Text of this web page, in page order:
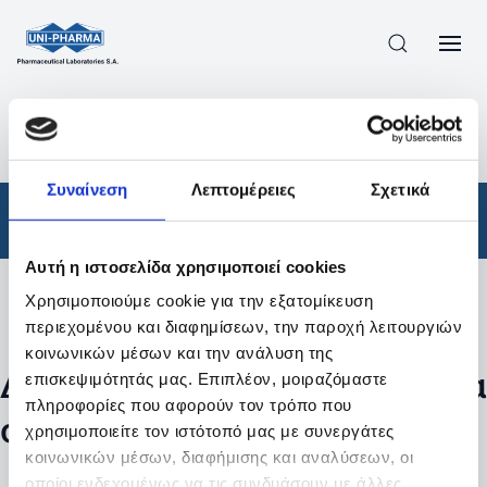
Συναίνεση Λεπτομέρειες Σχετικά
Αυτή η ιστοσελίδα χρησιμοποιεί cookies
Χρησιμοποιούμε cookie για την εξατομίκευση
περιεχομένου και διαφημίσεων, την παροχή λειτουργιών
κοινωνικών μέσων και την ανάλυση της
επισκεψιμότητάς μας. Επιπλέον, μοιραζόμαστε
πληροφορίες που αφορούν τον τρόπο που
χρησιμοποιείτε τον ιστότοπό μας με συνεργάτες
κοινωνικών μέσων, διαφήμισης και αναλύσεων, οι
οποίοι ενδεχομένως να τις συνδυάσουν με άλλες
ΠΡΟΪΟΝΤΑ
ΑΠΟΤΕΛΕΣΜΑΤΑ ΑΝΑΖΗΤΗΣΗΣ
Φάρμακα
Φίλτρα
Δεν βρέθηκαν προϊόντα με τα
συγκεκριμένα φίλτρα